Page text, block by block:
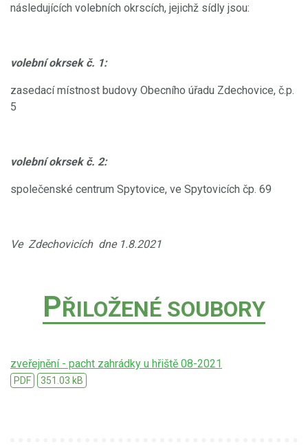
následujících volebních okrscích, jejichž sídly jsou:
volební okrsek č. 1:
zasedací místnost budovy Obecního úřadu Zdechovice, č.p.
5
volební okrsek č. 2:
společenské centrum Spytovice, ve Spytovicích čp. 69
Ve Zdechovicích dne 1.8.2021
PŘILOŽENÉ SOUBORY
zveřejnění - pacht zahrádky u hřiště 08-2021
PDF 351.03 kB